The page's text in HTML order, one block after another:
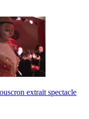
extrait spectacle